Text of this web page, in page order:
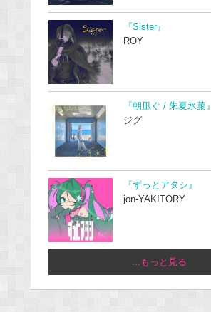
『Sister』
ROY
『朝凪ぐ / 朱夏氷菓』
ジグ
『ずっとアタシ』
jon-YAKITORY
...もっと見る